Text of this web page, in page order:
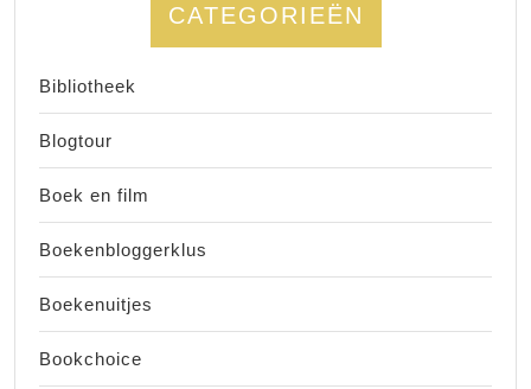
CATEGORIEËN
Bibliotheek
Blogtour
Boek en film
Boekenbloggerklus
Boekenuitjes
Bookchoice